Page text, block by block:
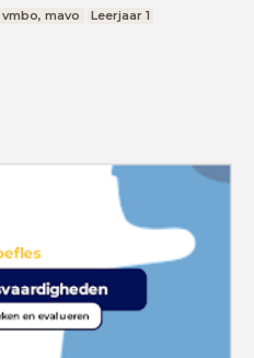
vmbo, mavo Leerjaar 1